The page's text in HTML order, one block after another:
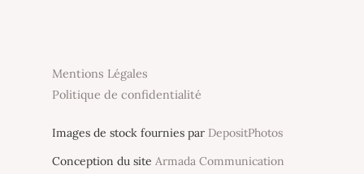
Mentions Légales
Politique de confidentialité
Images de stock fournies par DepositPhotos
Conception du site Armada Communication